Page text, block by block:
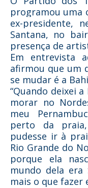
programou uma
ex-presidente,
Santana, no
presença de
Em entrevista
afirmou que um
se mudar é a
“Quando deixei
morar no
meu
perto da
pudesse ir à
Rio Grande do
porque ela
mundo dela era
mais o que fazer